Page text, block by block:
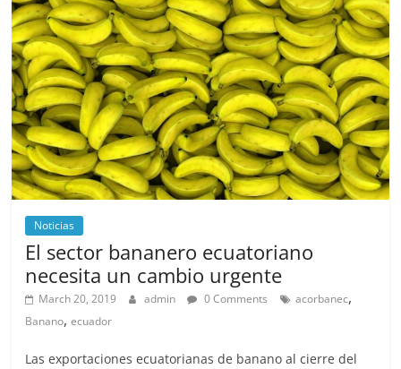
Noticias
El sector bananero ecuatoriano
necesita un cambio urgente
March 20, 2019 admin 0 Comments acorbanec,
Banano,ecuador
Las exportaciones ecuatorianas de banano al cierre del